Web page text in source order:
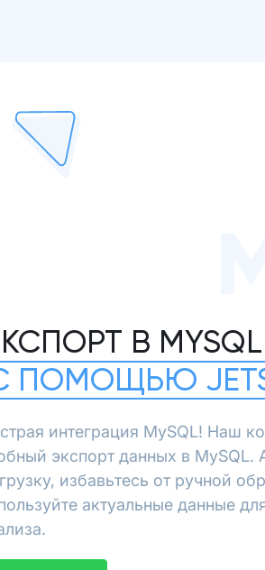
В MYSQL
ПОМОЩЬЮ
интеграция MySQL! Наш
экспорт данных в MySQL.
избавьтесь от ручной
актуальные данные